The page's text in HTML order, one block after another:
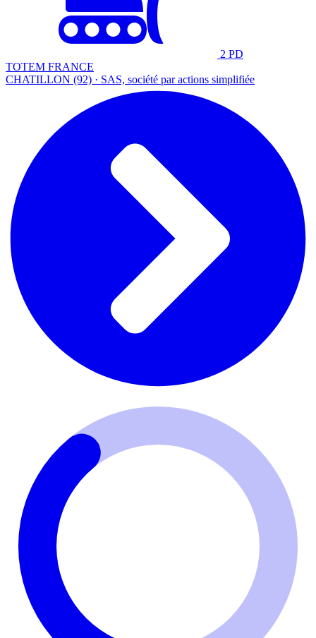
2 PD
TOTEM FRANCE
CHATILLON (92) · SAS, société par actions simplifiée